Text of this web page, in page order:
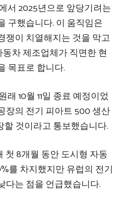
서 2025년으로 앞당기려는
구했습니다. 이 움직임은
쟁이 치열해지는 것을 막고
차 제조업체가 직면한 현
목표로 합니다.
10월 11일 종료 예정이었
장의 전기 피아트 500 생산
할 것이라고 통보했습니다.
첫 8개월 동안 도시형 자동
를 차지했지만 유럽의 전기
다는 점을 언급했습니다.